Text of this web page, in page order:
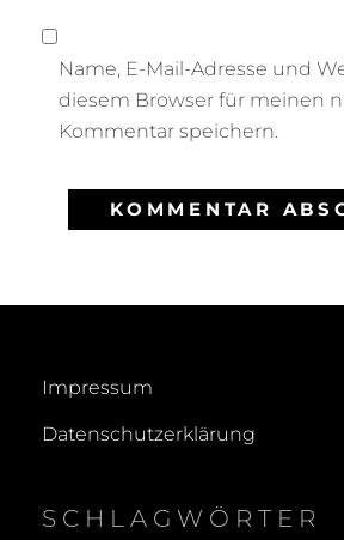
Name, E-Mail-Adresse und
diesem Browser für meinen
Kommentar speichern.
Impressum
Datenschutzerklärung
SCHLAGWÖRTER